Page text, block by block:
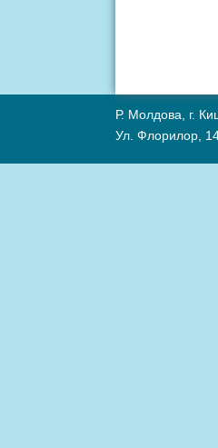
Р. Молдова, г.
Ул. Флорилор,